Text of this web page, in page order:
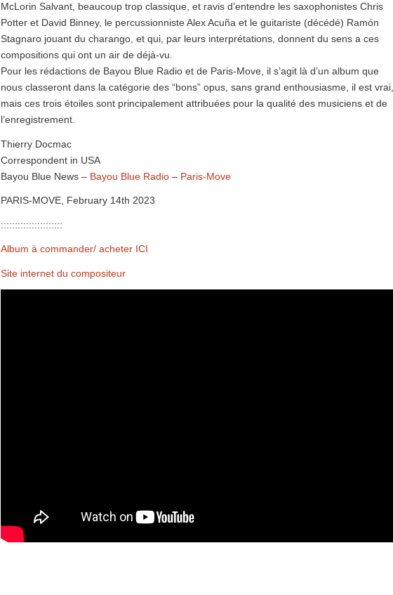
McLorin Salvant, beaucoup trop classique, et ravis d’entendre les saxophonistes Chris
Potter et David Binney, le percussionniste Alex Acuña et le guitariste (décédé) Ramón
Stagnaro jouant du charango, et qui, par leurs interprétations, donnent du sens a ces
compositions qui ont un air de déjà-vu.
Pour les rédactions de Bayou Blue Radio et de Paris-Move, il s’agit là d’un album que
nous classeront dans la catégorie des “bons” opus, sans grand enthousiasme, il est vrai,
mais ces trois étoiles sont principalement attribuées pour la qualité des musiciens et de
l’enregistrement.
Thierry Docmac
Correspondent in USA
Bayou Blue News – Bayou Blue Radio – Paris-Move
PARIS-MOVE, February 14th 2023
::::::::::::::::::::::
Album à commander/ acheter ICI
Site internet du compositeur